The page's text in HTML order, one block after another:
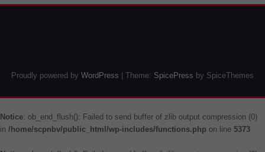
Proudly powered by WordPress | Theme: SpicePress by SpiceThemes
Notice: ob_end_flush(): Failed to send buffer of zlib output compression (0)
in /home/scpnbv/public_html/wp-includes/functions.php on line 5373